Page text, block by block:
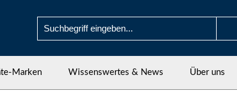
Marken Wissenswertes & News Über uns